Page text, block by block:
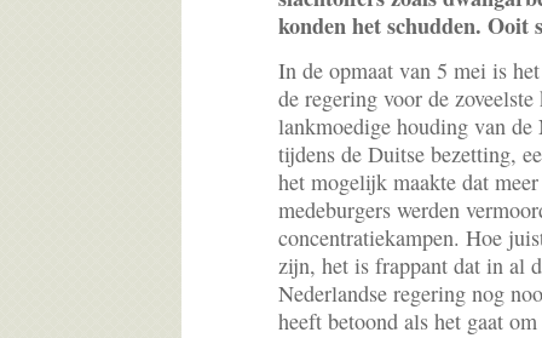
konden het schudden.
In de opmaat van 5 mei is
de regering voor de
lankmoedige houding van de
tijdens de Duitse bezetting,
het mogelijk maakte dat
medeburgers werden
concentratiekampen. Hoe
zijn, het is frappant dat in al
Nederlandse regering nog
heeft betoond als het gaat